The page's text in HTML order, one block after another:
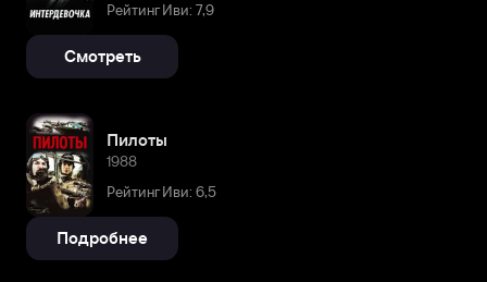
Рейтинг Иви: 7,9
Смотреть
Пилоты
1988
Рейтинг Иви: 6,5
Подробнее